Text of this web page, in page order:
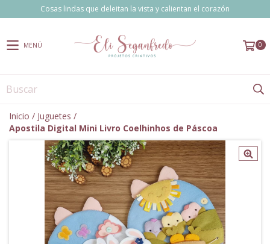
Cosas lindas que deleitan la vista y calientan el corazón
MENÚ 0
Inicio / Juguetes /
Apostila Digital Mini Livro Coelhinhos de Páscoa